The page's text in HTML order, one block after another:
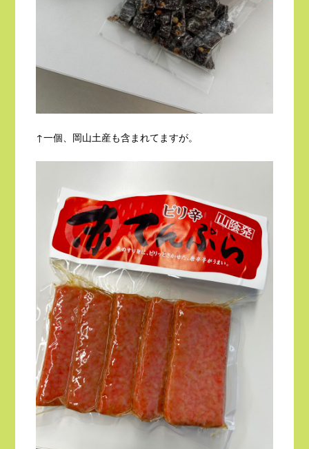
↑一個、岡山土産も含まれてますが。